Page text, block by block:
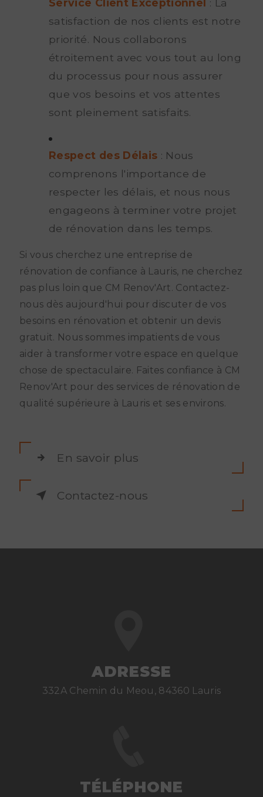
Service Client Exceptionnel
: La
satisfaction de nos clients est notre
priorité. Nous collaborons
étroitement avec vous tout au long
du processus pour nous assurer
que vos besoins et vos attentes
sont pleinement satisfaits.
Respect des Délais : Nous
comprenons l'importance de
respecter les délais, et nous nous
engageons à terminer votre projet
de rénovation dans les temps.
Si vous cherchez une entreprise de
rénovation de confiance à Lauris, ne cherchez
pas plus loin que CM Renov'Art. Contactez-
nous dès aujourd'hui pour discuter de vos
besoins en rénovation et obtenir un devis
gratuit. Nous sommes impatients de vous
aider à transformer votre espace en quelque
chose de spectaculaire. Faites confiance à CM
Renov'Art pour des services de rénovation de
qualité supérieure à Lauris et ses environs.
En savoir plus
Contactez-nous
ADRESSE
332A Chemin du Meou, 84360 Lauris
TÉLÉPHONE